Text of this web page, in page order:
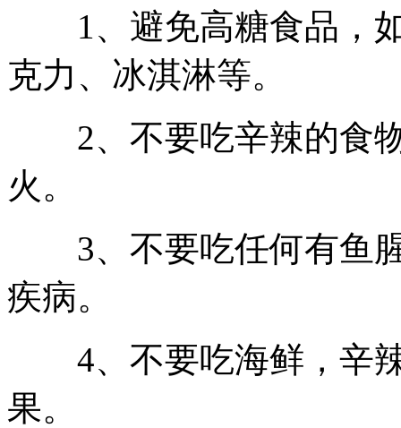
1、避免高糖食品，如
克力、冰淇淋等。
2、不要吃辛辣的食物
火。
3、不要吃任何有鱼腥
疾病。
4、不要吃海鲜，辛辣
果。